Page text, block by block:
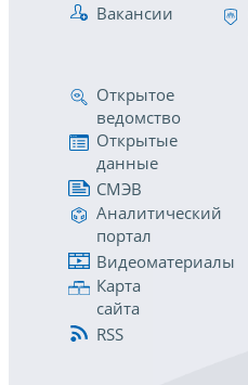
Вакансии
Открытое
ведомство
Открытые
данные
СМЭВ
Аналитический
портал
Видеоматериалы
Карта
сайта
RSS